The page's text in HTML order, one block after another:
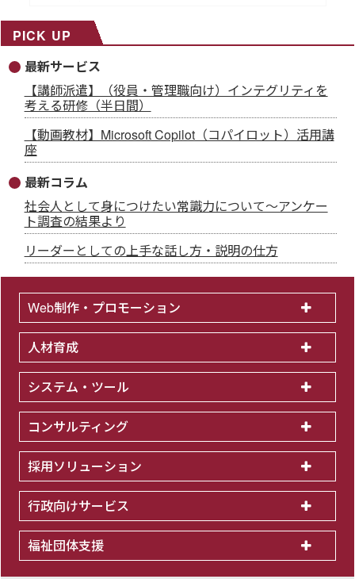
PICK UP
最新サービス
【講師派遣】（役員・管理職向け）インテグリティを
考える研修（半日間）
【動画教材】Microsoft Copilot（コパイロット）活用講
座
最新コラム
社会人として身につけたい常識力について～アンケー
ト調査の結果より
リーダーとしての上手な話し方・説明の仕方
Web制作・プロモーション
人材育成
システム・ツール
コンサルティング
採用ソリューション
行政向けサービス
福祉団体支援